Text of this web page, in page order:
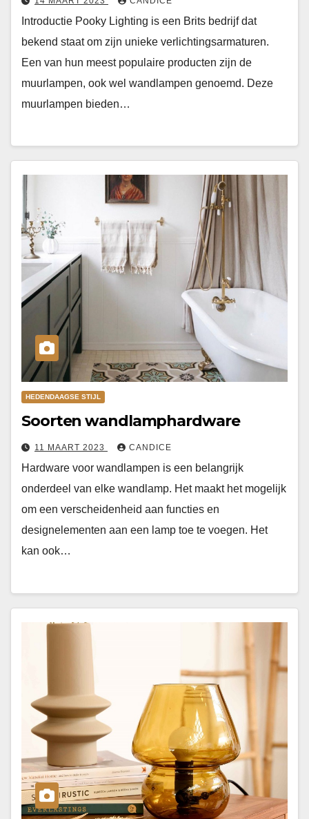
Introductie Pooky Lighting is een Brits bedrijf dat
bekend staat om zijn unieke verlichtingsarmaturen.
Een van hun meest populaire producten zijn de
muurlampen, ook wel wandlampen genoemd. Deze
muurlampen bieden…
HEDENDAAGSE STIJL
Soorten wandlamphardware
11 MAART 2023 CANDICE
Hardware voor wandlampen is een belangrijk
onderdeel van elke wandlamp. Het maakt het mogelijk
om een verscheidenheid aan functies en
designelementen aan een lamp toe te voegen. Het
kan ook…